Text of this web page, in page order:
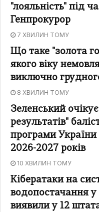
"лояльність" під
Генпрокурор
7 ХВИЛИН ТОМУ
Що таке "золота
якого віку
виключно
8 ХВИЛИН ТОМУ
Зеленський
результатів"
програми України
2026-2027 років
10 ХВИЛИН ТОМУ
Кібератаки на
водопостачання
виявили у 12